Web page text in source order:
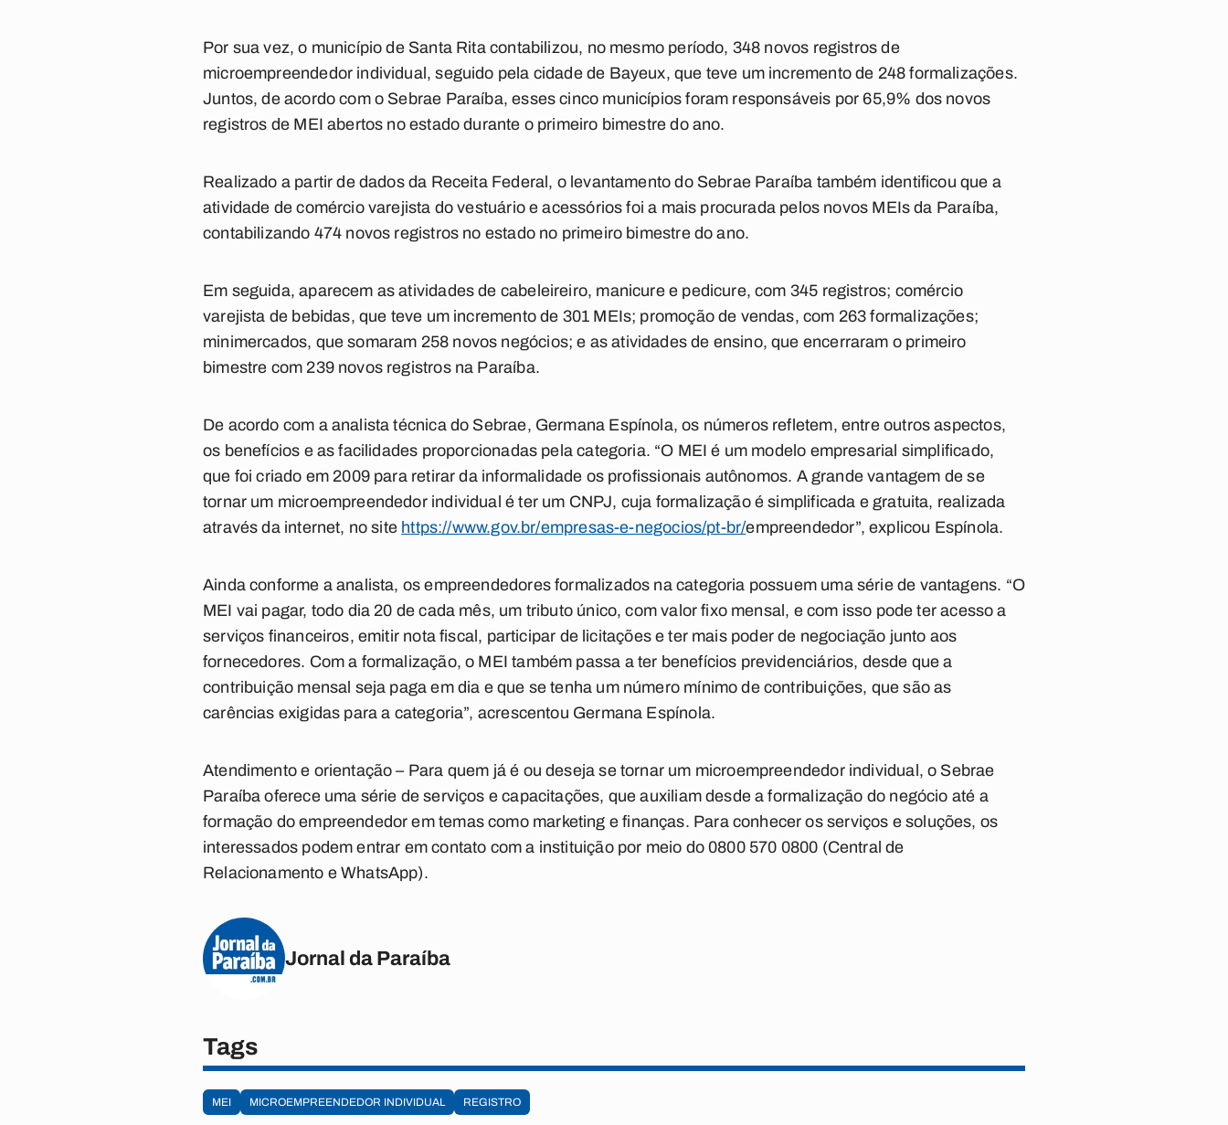
Por sua vez, o município de Santa Rita contabilizou, no mesmo período, 348 novos registros de
microempreendedor individual, seguido pela cidade de Bayeux, que teve um incremento de 248 formalizações.
Juntos, de acordo com o Sebrae Paraíba, esses cinco municípios foram responsáveis por 65,9% dos novos
registros de MEI abertos no estado durante o primeiro bimestre do ano.
Realizado a partir de dados da Receita Federal, o levantamento do Sebrae Paraíba também identificou que a
atividade de comércio varejista do vestuário e acessórios foi a mais procurada pelos novos MEIs da Paraíba,
contabilizando 474 novos registros no estado no primeiro bimestre do ano.
Em seguida, aparecem as atividades de cabeleireiro, manicure e pedicure, com 345 registros; comércio
varejista de bebidas, que teve um incremento de 301 MEIs; promoção de vendas, com 263 formalizações;
minimercados, que somaram 258 novos negócios; e as atividades de ensino, que encerraram o primeiro
bimestre com 239 novos registros na Paraíba.
De acordo com a analista técnica do Sebrae, Germana Espínola, os números refletem, entre outros aspectos,
os benefícios e as facilidades proporcionadas pela categoria. “O MEI é um modelo empresarial simplificado,
que foi criado em 2009 para retirar da informalidade os profissionais autônomos. A grande vantagem de se
tornar um microempreendedor individual é ter um CNPJ, cuja formalização é simplificada e gratuita, realizada
através da internet, no site https://www.gov.br/empresas-e-negocios/pt-br/empreendedor”, explicou Espínola.
Ainda conforme a analista, os empreendedores formalizados na categoria possuem uma série de vantagens. “O
MEI vai pagar, todo dia 20 de cada mês, um tributo único, com valor fixo mensal, e com isso pode ter acesso a
serviços financeiros, emitir nota fiscal, participar de licitações e ter mais poder de negociação junto aos
fornecedores. Com a formalização, o MEI também passa a ter benefícios previdenciários, desde que a
contribuição mensal seja paga em dia e que se tenha um número mínimo de contribuições, que são as
carências exigidas para a categoria”, acrescentou Germana Espínola.
Atendimento e orientação – Para quem já é ou deseja se tornar um microempreendedor individual, o Sebrae
Paraíba oferece uma série de serviços e capacitações, que auxiliam desde a formalização do negócio até a
formação do empreendedor em temas como marketing e finanças. Para conhecer os serviços e soluções, os
interessados podem entrar em contato com a instituição por meio do 0800 570 0800 (Central de
Relacionamento e WhatsApp).
Jornal da Paraíba
Tags
MEI MICROEMPREENDEDOR INDIVIDUAL REGISTRO